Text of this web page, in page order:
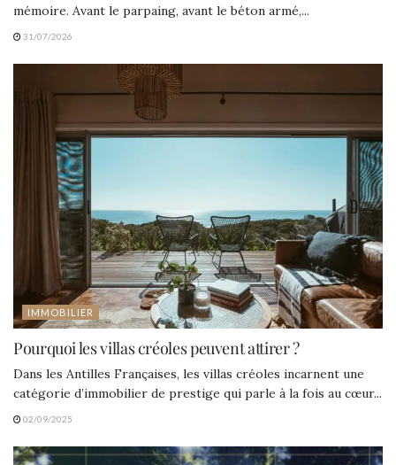
mémoire. Avant le parpaing, avant le béton armé,...
31/07/2026
IMMOBILIER
Pourquoi les villas créoles peuvent attirer ?
Dans les Antilles Françaises, les villas créoles incarnent une
catégorie d’immobilier de prestige qui parle à la fois au cœur...
02/09/2025